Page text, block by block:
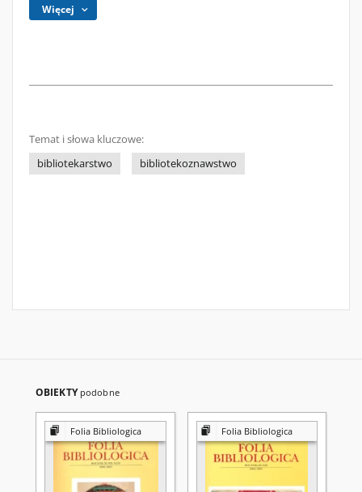
Więcej
Temat i słowa kluczowe:
bibliotekarstwo
bibliotekoznawstwo
OBIEKTY podobne
Folia Bibliologica Folia Bibliologica